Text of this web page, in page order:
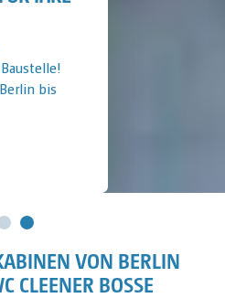
bis
VON BERLIN
CLEENER BOSSE